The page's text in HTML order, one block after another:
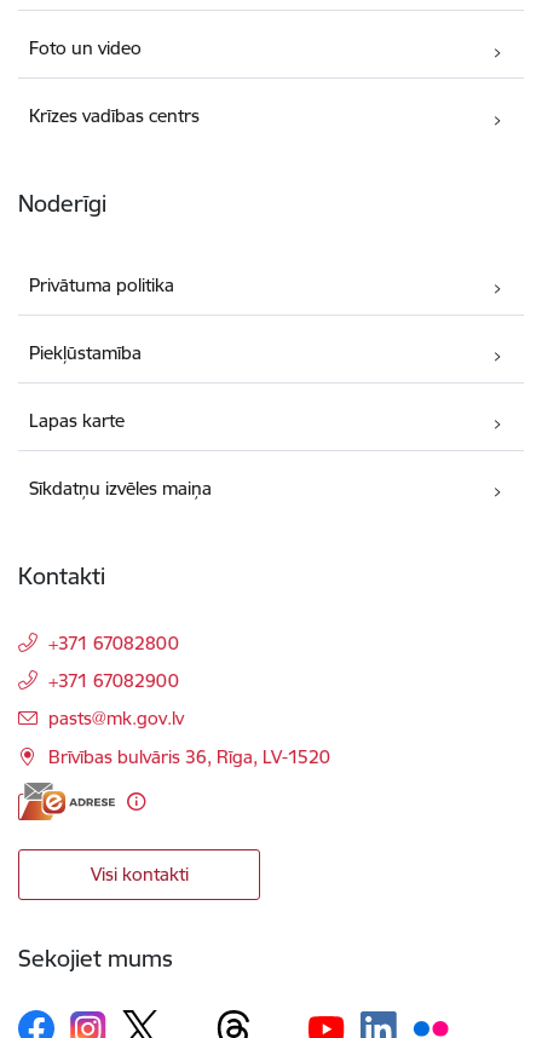
Foto un video
Krīzes vadības centrs
Noderīgi
Privātuma politika
Piekļūstamība
Lapas karte
Sīkdatņu izvēles maiņa
Kontakti
+371 67082800
+371 67082900
E-pasts:
pasts@mk.gov.lv
Brīvības bulvāris 36, Rīga, LV-1520
Visi kontakti
Sekojiet mums